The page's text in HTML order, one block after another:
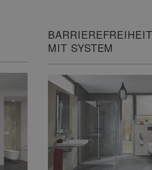
MIT SYSTEM